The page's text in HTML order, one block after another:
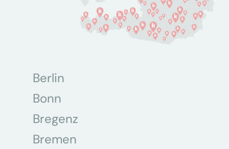
Berlin
Bonn
Bregenz
Bremen